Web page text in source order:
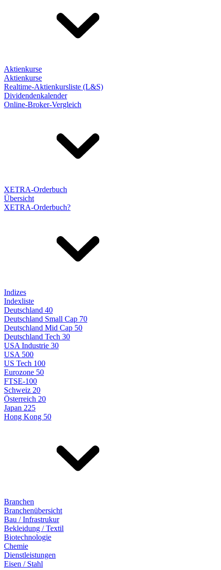
Aktienkurse
Aktienkurse
Realtime-Aktienkursliste (L&S)
Dividendenkalender
Online-Broker-Vergleich
XETRA-Orderbuch
Übersicht
XETRA-Orderbuch?
Indizes
Indexliste
Deutschland 40
Deutschland Small Cap 70
Deutschland Mid Cap 50
Deutschland Tech 30
USA Industrie 30
USA 500
US Tech 100
Eurozone 50
FTSE-100
Schweiz 20
Österreich 20
Japan 225
Hong Kong 50
Branchen
Branchenübersicht
Bau / Infrastrukur
Bekleidung / Textil
Biotechnologie
Chemie
Dienstleistungen
Eisen / Stahl